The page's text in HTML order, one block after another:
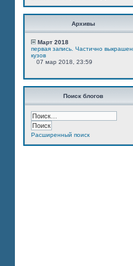
Архивы
Март 2018
первая запись. Частично выкрашен
кузов
07 мар 2018, 23:59
Поиск блогов
Расширенный поиск